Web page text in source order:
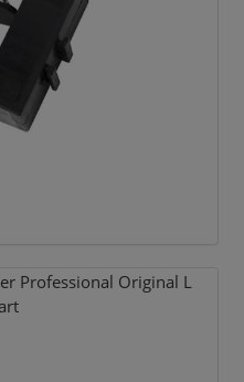
Professional Original L